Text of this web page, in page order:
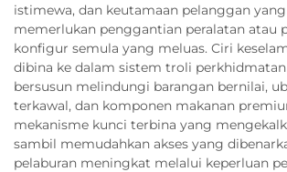
istimewa, dan keutamaan pelanggan
memerlukan penggantian peralatan atau
konfigur semula yang meluas. Ciri
dibina ke dalam sistem troli
bersusun melindungi barangan bernilai,
terkawal, dan komponen makanan
mekanisme kunci terbina yang
sambil memudahkan akses yang
pelaburan meningkat melalui keperluan